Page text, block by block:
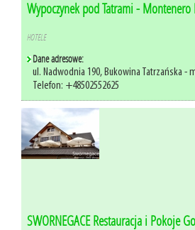
Wypoczynek pod Tatrami - Montenero
HOTELE
Dane adresowe:
ul. Nadwodnia 190, Bukowina Tatrzańska -
Telefon: +48502552625
SWORNEGACE Restauracja i Pokoje